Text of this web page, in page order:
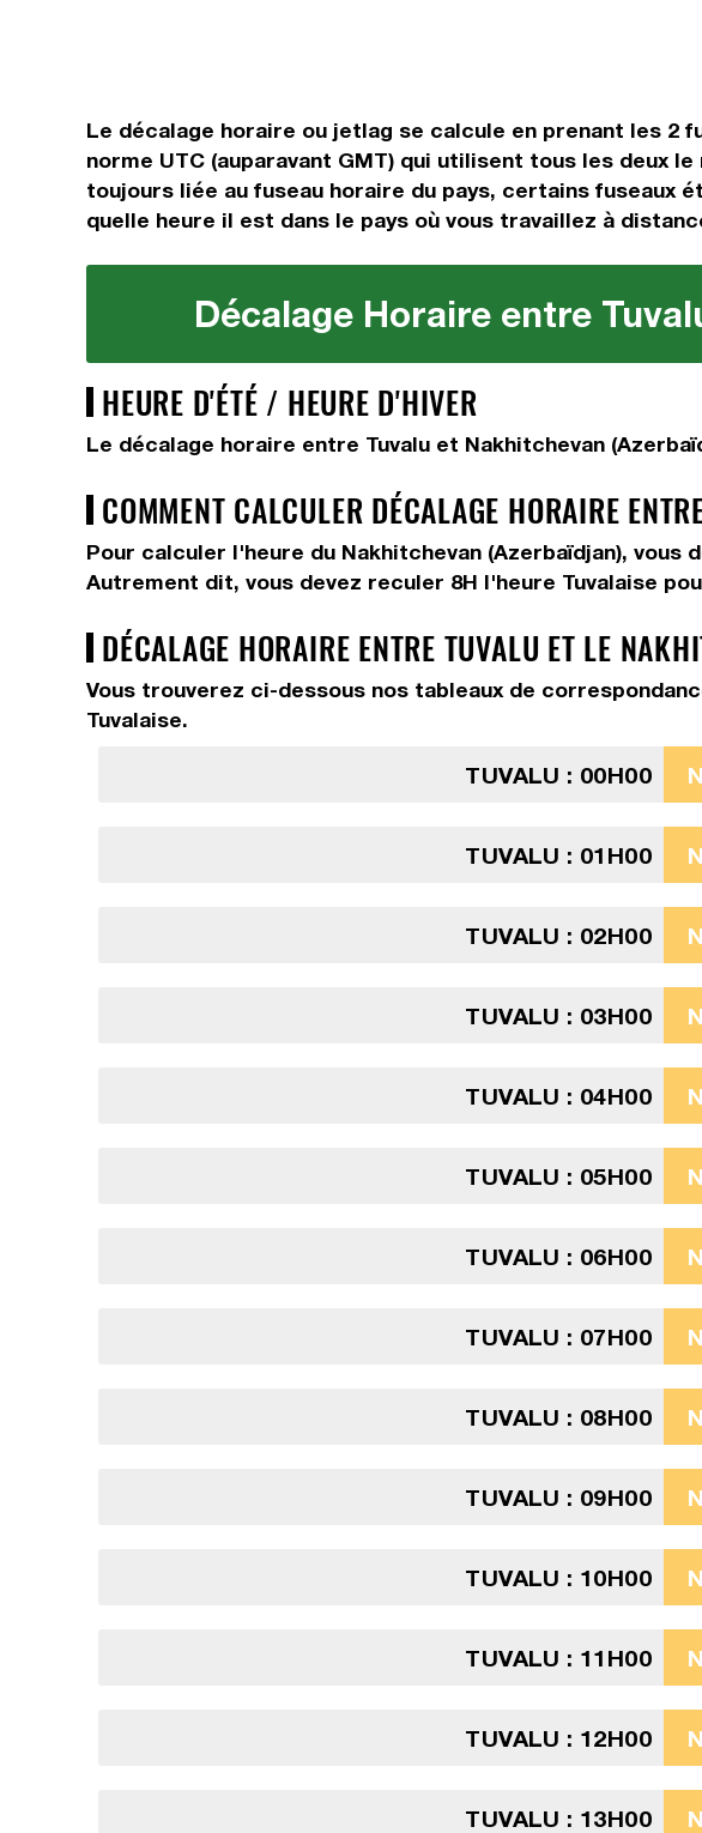
Le décalage horaire ou jetlag se calcule en prenant les 2
norme UTC (auparavant GMT) qui utilisent tous les deux
toujours liée au fuseau horaire du pays, certains fuseaux
quelle heure il est dans le pays où vous travaillez à
Décalage Horaire entre
HEURE D'ÉTÉ / HEURE D'HIVER
Le décalage horaire entre Tuvalu et Nakhitchevan
COMMENT CALCULER DÉCALAGE HORAIRE
Pour calculer l'heure du Nakhitchevan (Azerbaïdjan), vous
Autrement dit, vous devez reculer 8H l'heure Tuvalaise
DÉCALAGE HORAIRE ENTRE TUVALU ET LE
Vous trouverez ci-dessous nos tableaux de
Tuvalaise.
TUVALU : 00H00
TUVALU : 01H00
TUVALU : 02H00
TUVALU : 03H00
TUVALU : 04H00
TUVALU : 05H00
TUVALU : 06H00
TUVALU : 07H00
TUVALU : 08H00
TUVALU : 09H00
TUVALU : 10H00
TUVALU : 11H00
TUVALU : 12H00
TUVALU : 13H00